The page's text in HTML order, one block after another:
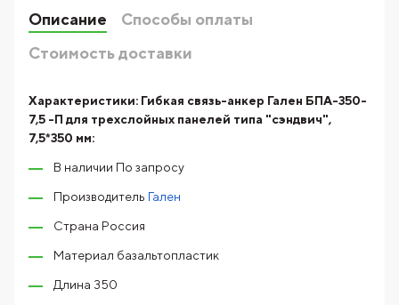
Описание
Способы оплаты
Стоимость доставки
Характеристики: Гибкая связь-анкер Гален БПА-350-
7,5 -П для трехслойных панелей типа "сэндвич",
7,5*350 мм:
В наличии По запросу
Производитель Гален
Страна Россия
Материал базальтопластик
Длина 350